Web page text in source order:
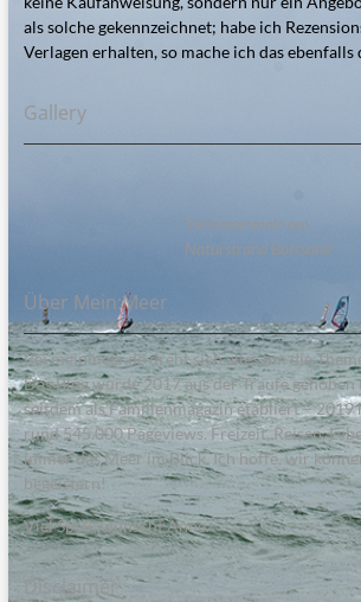
als solche gekennzeichnet; habe ich
Verlagen erhalten, so mache ich das ebenfalls
Gallery
Steinesammeln am
Naturstrand Bottsand
Über Mein:Meer
Bei meinmeer.de dreht sich alles um die
Das Blog wurde 2017 aus der Traufe gehoben
seitdem als Familienmagazin etabliert – 2019
rund 545.000 Pageviews. Freizeit, Reisen,
immer das Meer im Blick. Ich hoffe, wir
begeistern!
Viel Spaß, wünscht Anne.
Disclaimer